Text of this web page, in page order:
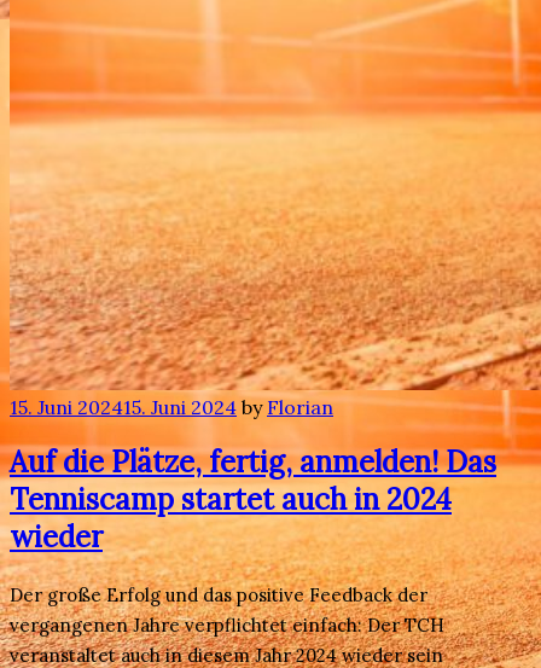
15. Juni 202415. Juni 2024 byFlorian
Auf die Plätze, fertig, anmelden! Das
Tenniscamp startet auch in 2024
wieder
Der große Erfolg und das positive Feedback der
vergangenen Jahre verpflichtet einfach: Der TCH
veranstaltet auch in diesem Jahr 2024 wieder sein